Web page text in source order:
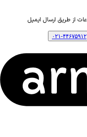
۰۲۱-۴۴۶۷۵۹۱۲